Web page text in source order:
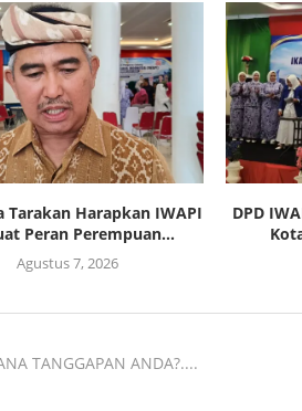
Tarakan Harapkan IWAPI
Peran Perempuan...
Agustus 7, 2026
DPD
TANGGAPAN ANDA?....